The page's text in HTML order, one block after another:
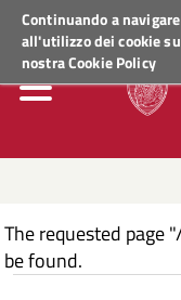
Continuando a
all'utilizzo dei cookie
nostraCookie Policy
Regione VenetoACCEDI
The requested page
be found.